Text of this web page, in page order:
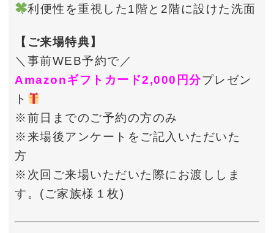
利便性を重視した1階と2階に設けた洗面
【ご来場特典】
＼事前WEB予約で／
Amazonギフトカード2,000円分プレゼン
ト
※前日までのご予約の方のみ
※来場後アンケートをご記入いただいた
方
※次回ご来場いただいた際にお渡ししま
す。(ご家族様１枚)